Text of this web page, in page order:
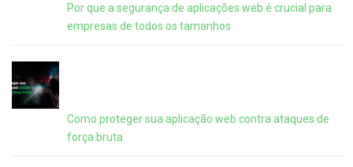
Por que a segurança de aplicações web é crucial para
empresas de todos os tamanhos
Como proteger sua aplicação web contra ataques de
força bruta